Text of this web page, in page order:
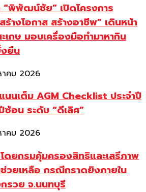
“พิพัฒน์ชัย” เปิดโครงการ
ร้างโอกาส สร้างอาชีพ” เดินหน้า
กษ มอบเครื่องมือทำมาหากิน
ยืน
คม 2026
นนเต็ม AGM Checklist ประจำปี
อน ระดับ “ดีเลิศ”
คม 2026
ดยกรมคุ้มครองสิทธิและเสรีภาพ
วยเหลือ กรณีกราดยิงภายใน
รวย จ.นนทบุรี